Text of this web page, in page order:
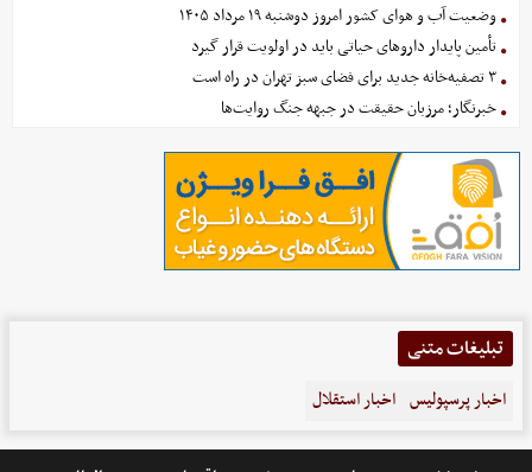
وضعیت آب و هوای کشور امروز دوشنبه ۱۹ مرداد ۱۴۰۵
تأمین پایدار داروهای حیاتی باید در اولویت قرار گیرد
۳ تصفیه‌خانه جدید برای فضای سبز تهران در راه است
خبرنگار؛ مرزبان حقیقت در جبهه جنگ روایت‌ها
تبلیغات متنی
اخبار پرسپولیس اخبار استقلال